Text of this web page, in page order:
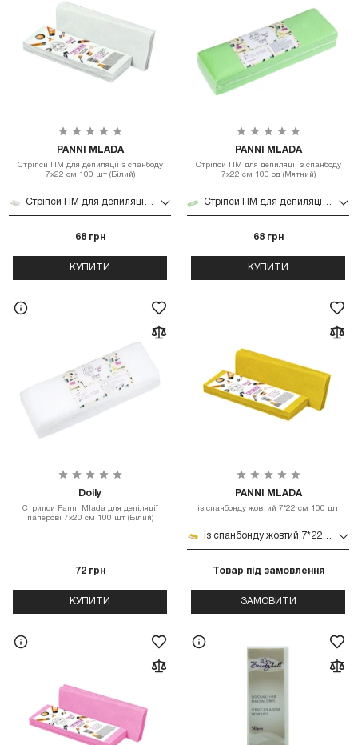
PANNI MLADA
Стріпси ПМ для депиляції з спанбоду
7х22 см 100 шт (Білий)
Стріпси ПМ для депиляції з спанбоду 7х22 см 100 шт (Білий)
68 грн
КУПИТИ
PANNI MLADA
Стріпси ПМ для депиляції з спанбоду
7х22 см 100 од (Мятний)
Стріпси ПМ для депиляції з спанбоду 7х22 см 100 од (Мятний)
68 грн
КУПИТИ
Doily
Стрипси Panni Mlada для депіляції
паперові 7х20 см 100 шт (Білий)
72 грн
КУПИТИ
PANNI MLADA
із спанбонду жовтий 7*22 см 100 шт
із спанбонду жовтий 7*22 см 100 шт
Товар під замовлення
ЗАМОВИТИ